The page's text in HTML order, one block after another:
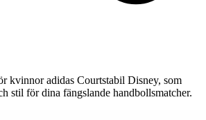
kvinnor adidas Courtstabil Disney, som
stil för dina fängslande handbollsmatcher.